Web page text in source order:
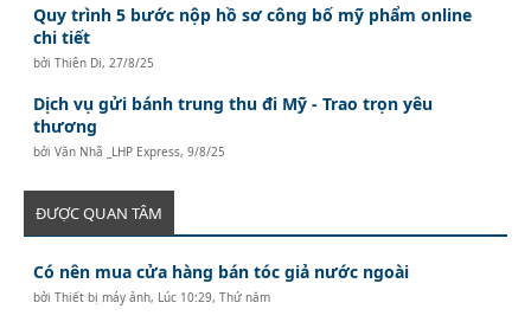
Quy trình 5 bước nộp hồ sơ công bố mỹ phẩm online
chi tiết
bởiThiên Di, 27/8/25
Dịch vụ gửi bánh trung thu đi Mỹ - Trao trọn yêu
thương
bởiVăn Nhã _LHP Express,9/8/25
ĐƯỢC QUAN TÂM
Có nên mua cửa hàng bán tóc giả nước ngoài
bởiThiết bị máy ảnh, Lúc 10:29, Thứ năm